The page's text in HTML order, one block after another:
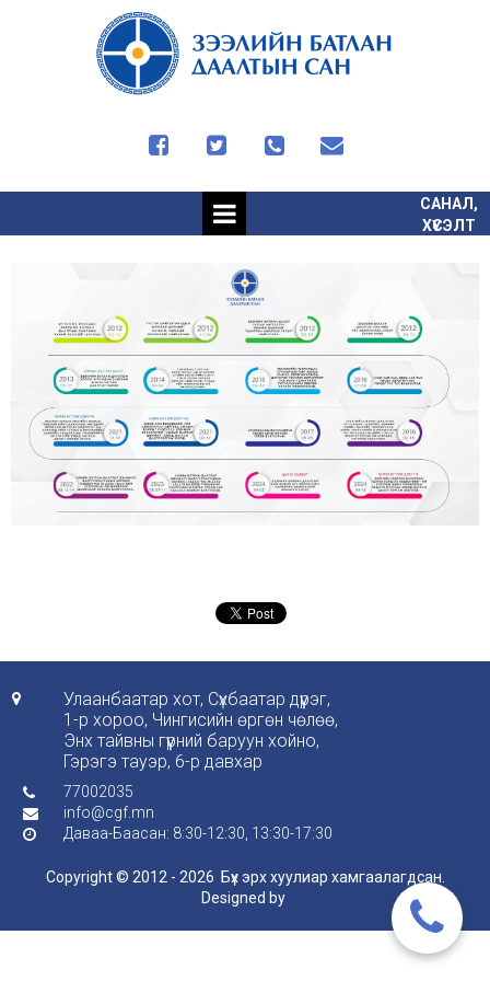
   
САНАЛ,
ХҮСЭЛТ

Улаанбаатар хот, Сүхбаатар дүүрэг,
1-р хороо, Чингисийн өргөн чөлөө,
Энх тайвны гүүрний баруун хойно,
Гэрэгэ тауэр, 6-р давхар
 77002035
 info@cgf.mn
 Даваа-Баасан: 8:30-12:30, 13:30-17:30
Copyright © 2012 - 2026 Бүх эрх хуулиар хамгаалагдсан.
Designed by